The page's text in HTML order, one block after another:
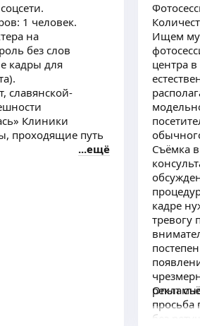
1 человек.
на
без слов
кадры для
славянской-
Клиники
проходящие путь
ещё
Ищем
центра
Съёмка
кадре
тревогу
Опыт
просьба
без